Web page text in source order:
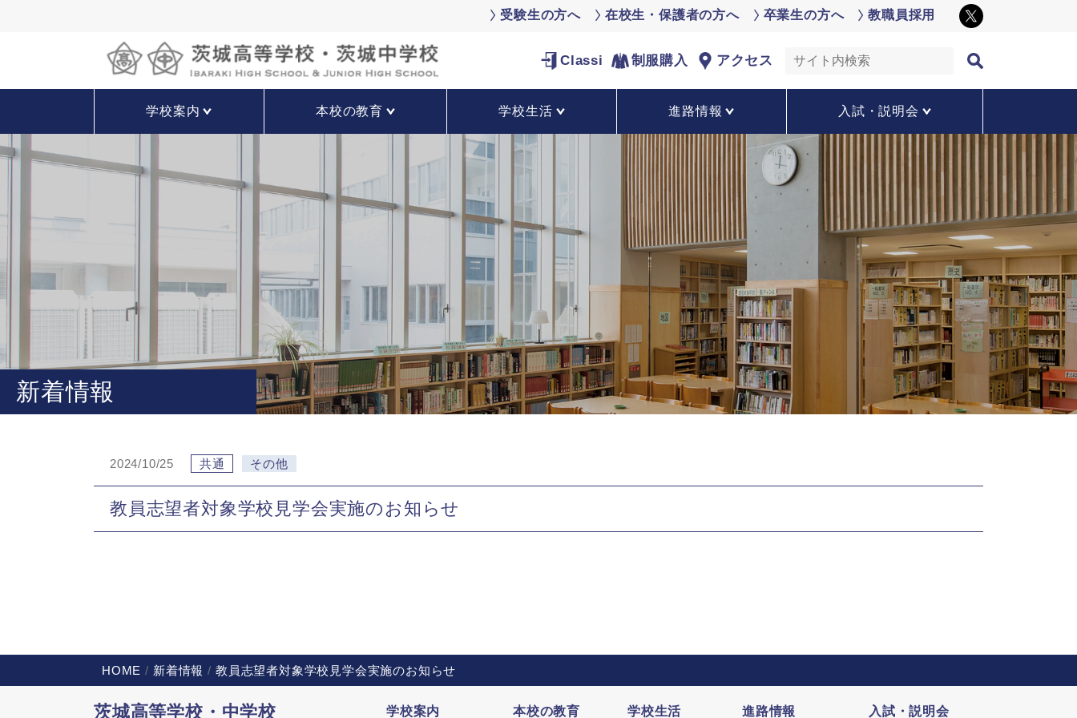
受験生の方へ 在校生・保護者の方へ 卒業生の方へ 教職員採用
Classi 制服購入 アクセス
学校案内 本校の教育 学校生活 進路情報 入試・説明会
新着情報
2024/10/25 共通 その他
教員志望者対象学校見学会実施のお知らせ
HOME 新着情報 教員志望者対象学校見学会実施のお知らせ
茨城高等学校・中学校 学校案内 本校の教育 学校生活 進路情報 入試・説明会